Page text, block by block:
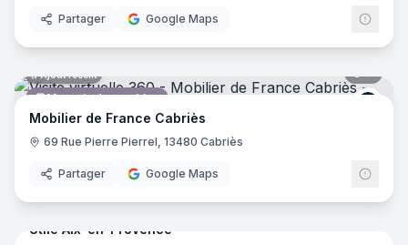
Partager Google Maps
Magasin de meubles
Ajout récent
Mobilier de France Cabriès
69 Rue Pierre Pierrel, 13480 Cabriès
Partager Google Maps
17
Utile Aix-en-Provence